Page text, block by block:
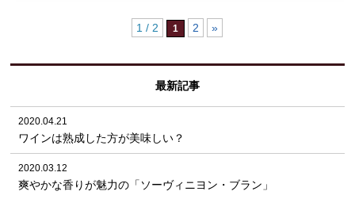
1 / 2 1 2 »
最新記事
2020.04.21
ワインは熟成した方が美味しい？
2020.03.12
爽やかな香りが魅力の「ソーヴィニヨン・ブラン」